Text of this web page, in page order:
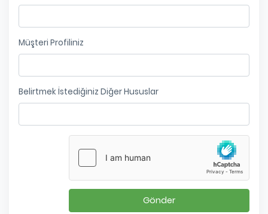
Müşteri Profiliniz
Belirtmek İstediğiniz Diğer Hususlar
Gönder